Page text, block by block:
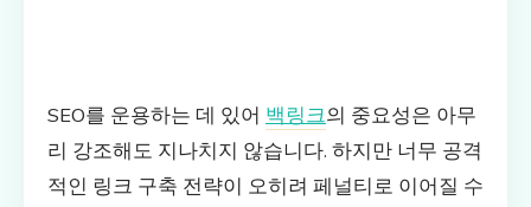
SEO를 운용하는 데 있어 백링크의 중요성은 아무
리 강조해도 지나치지 않습니다. 하지만 너무 공격
적인 링크 구축 전략이 오히려 페널티로 이어질 수